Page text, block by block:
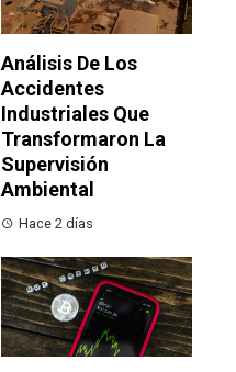
Análisis De Los
Accidentes
Industriales Que
Transformaron La
Supervisión
Ambiental
Hace 2 días